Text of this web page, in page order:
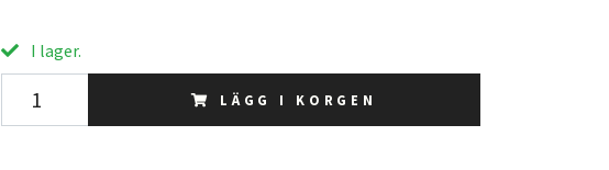
I lager.
LÄGG I KORGEN